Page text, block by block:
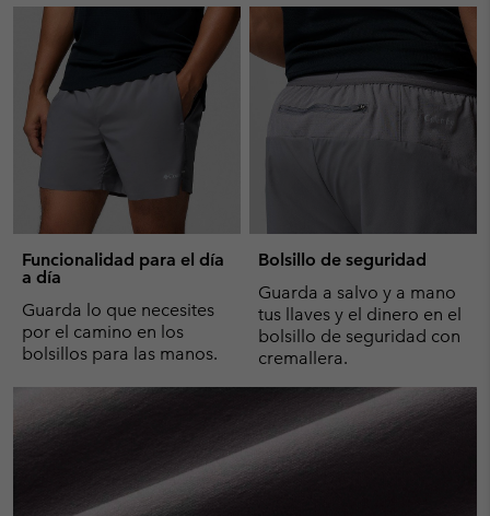
Funcionalidad para el día
a día
Guarda lo que necesites
por el camino en los
bolsillos para las manos.
Bolsillo de seguridad
Guarda a salvo y a mano
tus llaves y el dinero en el
bolsillo de seguridad con
cremallera.